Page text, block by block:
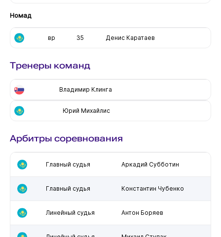
Номад
вр 35 Денис Каратаев
Тренеры команд
Владимир Клинга
Юрий Михайлис
Арбитры соревнования
Главный судья Аркадий Субботин
Главный судья Константин Чубенко
Линейный судья Антон Боряев